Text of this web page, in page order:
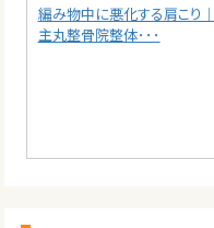
編み物中に悪化する肩こり
主丸整骨院整体･･･